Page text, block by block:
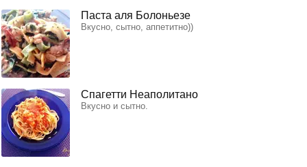
Паста аля Болоньезе
Вкусно, сытно, аппетитно))
Спагетти Неаполитано
Вкусно и сытно.